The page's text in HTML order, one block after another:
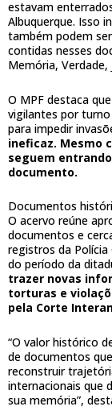
estavam
Albuquerque. Isso
também podem
contidas nesses
Memória, Verdade,
O MPF destaca
vigilantes por
para impedir
ineficaz. Mesmo
seguem
documento.
Documentos
O acervo reúne
documentos e
registros da Polícia
do período da
trazer novas
torturas e
pela Corte
“O valor histórico
de documentos
reconstruir
internacionais que
sua memória”,